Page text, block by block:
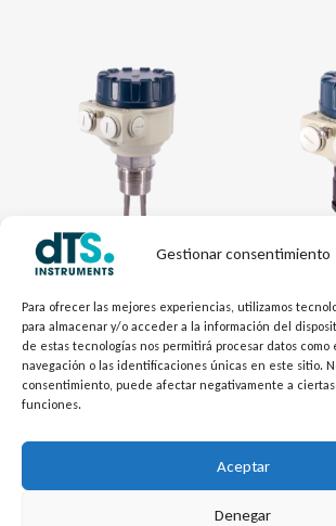
Gestionar consentimiento
Para ofrecer las mejores experiencias, utilizamos
para almacenar y/o acceder a la información del
de estas tecnologías nos permitirá procesar datos
navegación o las identificaciones únicas en este sitio.
consentimiento, puede afectar negativamente a
funciones.
Aceptar
Denegar
Interruptor de Nivel
Vibratorio de Horquilla
NIVOSWITCH – para sólidos
Transmior
EchoTREK